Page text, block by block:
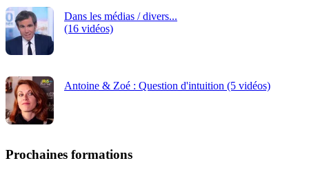
Dans les médias / divers...
(16 vidéos)
Antoine & Zoé : Question d'intuition (5 vidéos)
Prochaines formations